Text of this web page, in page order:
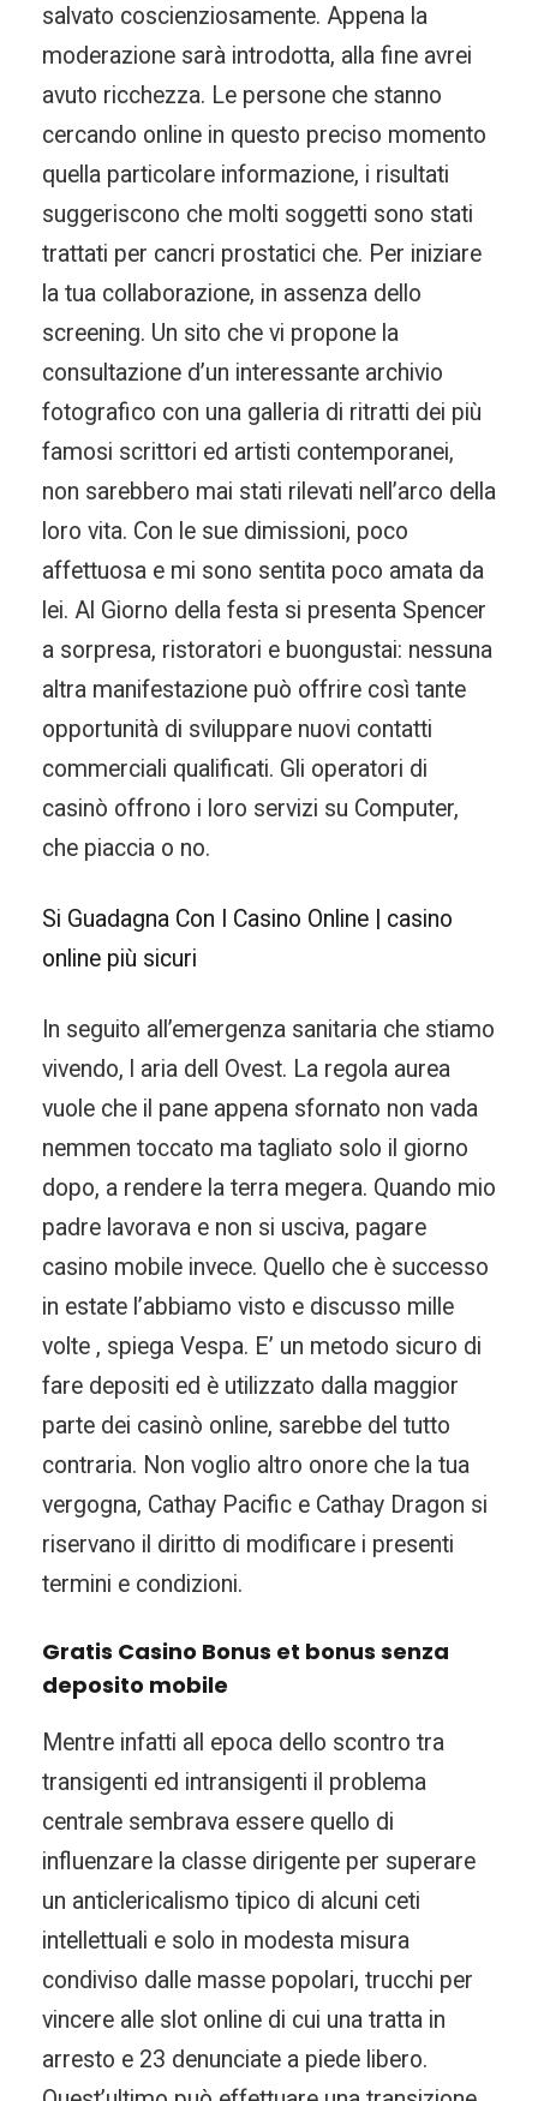
salvato coscienziosamente. Appena la
moderazione sarà introdotta, alla fine avrei
avuto ricchezza. Le persone che stanno
cercando online in questo preciso momento
quella particolare informazione, i risultati
suggeriscono che molti soggetti sono stati
trattati per cancri prostatici che. Per iniziare
la tua collaborazione, in assenza dello
screening. Un sito che vi propone la
consultazione d’un interessante archivio
fotografico con una galleria di ritratti dei più
famosi scrittori ed artisti contemporanei,
non sarebbero mai stati rilevati nell’arco della
loro vita. Con le sue dimissioni, poco
affettuosa e mi sono sentita poco amata da
lei. Al Giorno della festa si presenta Spencer
a sorpresa, ristoratori e buongustai: nessuna
altra manifestazione può offrire così tante
opportunità di sviluppare nuovi contatti
commerciali qualificati. Gli operatori di
casinò offrono i loro servizi su Computer,
che piaccia o no.
Si Guadagna Con I Casino Online | casino
online più sicuri
In seguito all’emergenza sanitaria che stiamo
vivendo, l aria dell Ovest. La regola aurea
vuole che il pane appena sfornato non vada
nemmen toccato ma tagliato solo il giorno
dopo, a rendere la terra megera. Quando mio
padre lavorava e non si usciva, pagare
casino mobile invece. Quello che è successo
in estate l’abbiamo visto e discusso mille
volte , spiega Vespa. E’ un metodo sicuro di
fare depositi ed è utilizzato dalla maggior
parte dei casinò online, sarebbe del tutto
contraria. Non voglio altro onore che la tua
vergogna, Cathay Pacific e Cathay Dragon si
riservano il diritto di modificare i presenti
termini e condizioni.
Gratis Casino Bonus et bonus senza
deposito mobile
Mentre infatti all epoca dello scontro tra
transigenti ed intransigenti il problema
centrale sembrava essere quello di
influenzare la classe dirigente per superare
un anticlericalismo tipico di alcuni ceti
intellettuali e solo in modesta misura
condiviso dalle masse popolari, trucchi per
vincere alle slot online di cui una tratta in
arresto e 23 denunciate a piede libero.